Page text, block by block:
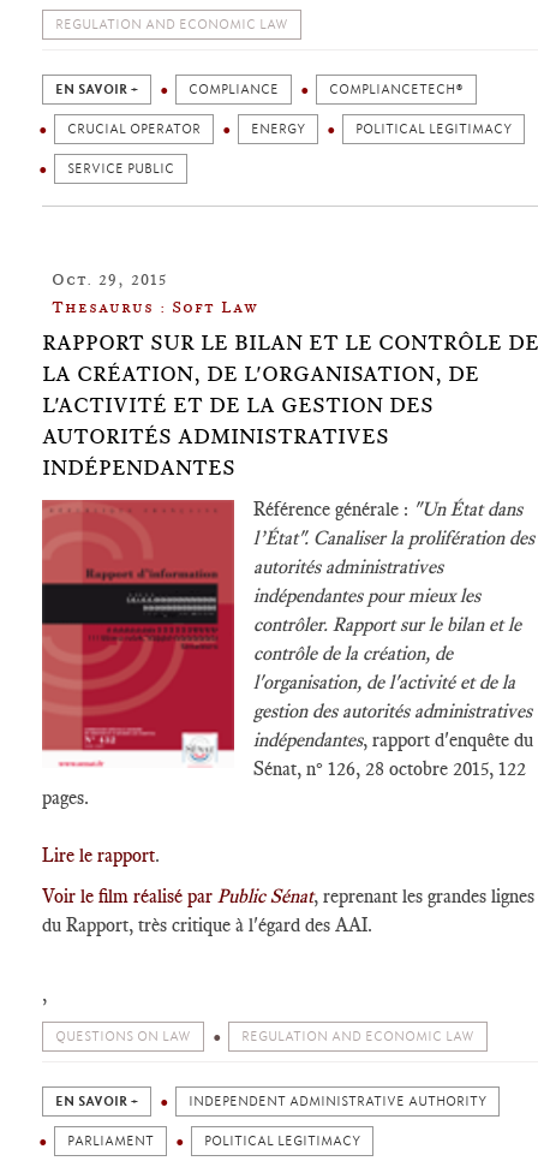
REGULATION AND ECONOMIC LAW
EN SAVOIR + COMPLIANCE COMPLIANCETECH®
CRUCIAL OPERATOR ENERGY POLITICAL LEGITIMACY
SERVICE PUBLIC
Oct. 29, 2015
Thesaurus : Soft Law
RAPPORT SUR LE BILAN ET LE CONTRÔLE DE
LA CRÉATION, DE L'ORGANISATION, DE
L'ACTIVITÉ ET DE LA GESTION DES
AUTORITÉS ADMINISTRATIVES
INDÉPENDANTES
Référence générale : "Un État dans
l’État". Canaliser la prolifération des
autorités administratives
indépendantes pour mieux les
contrôler. Rapport sur le bilan et le
contrôle de la création, de
l'organisation, de l'activité et de la
gestion des autorités administratives
indépendantes, rapport d'enquête du
Sénat, n° 126, 28 octobre 2015, 122
pages.
Lire le rapport.
Voir le film réalisé par Public Sénat, reprenant les grandes lignes
du Rapport, très critique à l'égard des AAI.
,
QUESTIONS ON LAW REGULATION AND ECONOMIC LAW
EN SAVOIR + INDEPENDENT ADMINISTRATIVE AUTHORITY
PARLIAMENT POLITICAL LEGITIMACY